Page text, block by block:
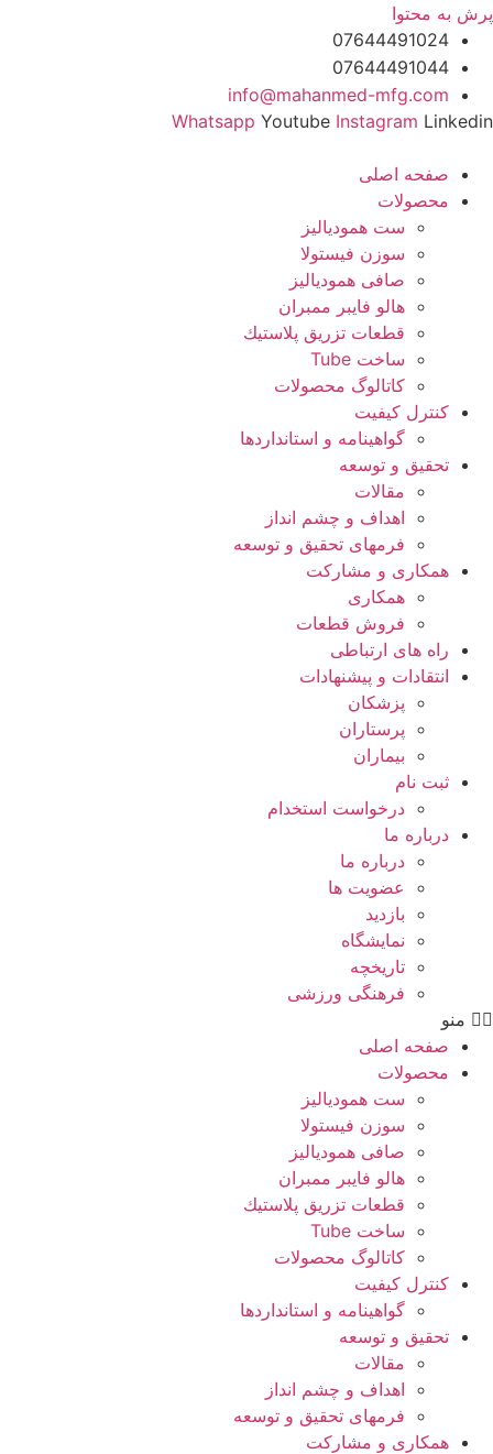
پرش به محتوا
07644491024
07644491044
info@mahanmed-mfg.com
Whatsapp Youtube Instagram Linkedin
صفحه اصلی
محصولات
ست همودیالیز
سوزن فیستولا
صافی همودیالیز
هالو فایبر ممبران
قطعات تزريق پلاستيك
ساخت Tube
کاتالوگ محصولات
کنترل کیفیت
گواهينامه و استانداردها
تحقيق و توسعه
مقالات
اهداف و چشم انداز
فرمهای تحقیق و توسعه
همکاری و مشارکت
همکاری
فروش قطعات
راه های ارتباطی
انتقادات و پيشنهادات
پزشكان
پرستاران
بيماران
ثبت نام
درخواست استخدام
درباره ما
درباره ما
عضویت ها
بازدید
نمایشگاه
تاريخچه
فرهنگی ورزشی
منو
صفحه اصلی
محصولات
ست همودیالیز
سوزن فیستولا
صافی همودیالیز
هالو فایبر ممبران
قطعات تزريق پلاستيك
ساخت Tube
کاتالوگ محصولات
کنترل کیفیت
گواهينامه و استانداردها
تحقيق و توسعه
مقالات
اهداف و چشم انداز
فرمهای تحقیق و توسعه
همکاری و مشارکت